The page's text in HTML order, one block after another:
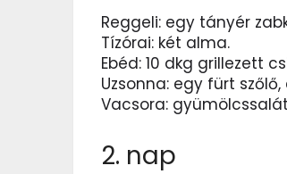
Reggeli: egy tányér
Tízórai: két alma.
Ebéd: 10 dkg grillezett
Uzsonna: egy fürt
Vacsora:
2. nap